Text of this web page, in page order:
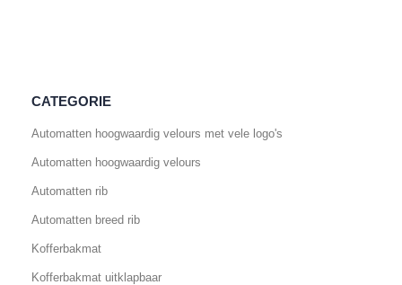
CATEGORIE
Automatten hoogwaardig velours met vele logo's
Automatten hoogwaardig velours
Automatten rib
Automatten breed rib
Kofferbakmat
Kofferbakmat uitklapbaar